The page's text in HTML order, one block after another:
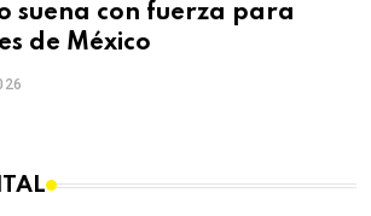
suena con fuerza para
de México